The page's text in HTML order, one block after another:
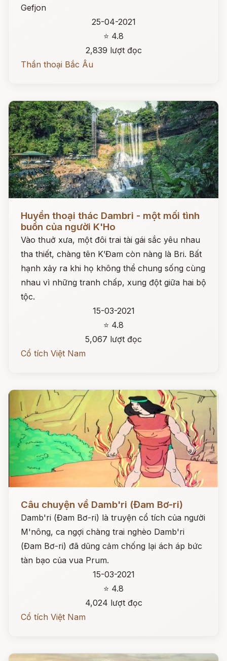
Gefjon
25-04-2021
⭐ 4.8
2,839 lượt đọc
Thần thoại Bắc Âu
Đọc ngay
Huyền thoại thác Dambri - một mối tình
buồn của người K'Ho
Vào thuở xưa, một đôi trai tài gái sắc yêu nhau
tha thiết, chàng tên K’Đam còn nàng là Bri. Bất
hạnh xảy ra khi họ không thể chung sống cùng
nhau vì những tranh chấp, xung đột giữa hai bộ
tộc.
15-03-2021
⭐ 4.8
5,067 lượt đọc
Cổ tích Việt Nam
Câu chuyện về Damb'ri (Đam Bơ-ri)
Damb'ri (Đam Bơ-ri) là truyện cổ tích của người
M'nông, ca ngợi chàng trai nghèo Damb'ri
(Đam Bơ-ri) đã dũng cảm chống lại ách áp bức
tàn bạo của vua Prum.
15-03-2021
⭐ 4.8
4,024 lượt đọc
Cổ tích Việt Nam